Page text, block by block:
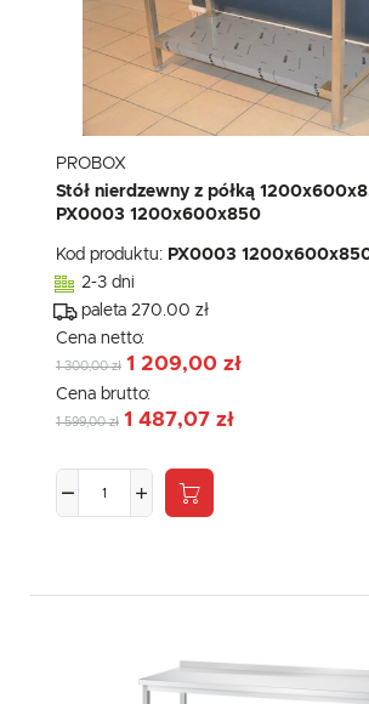
PROBOX
Stół nierdzewny z półką
PX0003 1200x600x850
Kod produktu: PX0003
2-3 dni
paleta 270.00 zł
Cena netto:
1 300,00 zł 1 209,00 zł
Cena brutto:
1 599,00 zł 1 487,07 zł